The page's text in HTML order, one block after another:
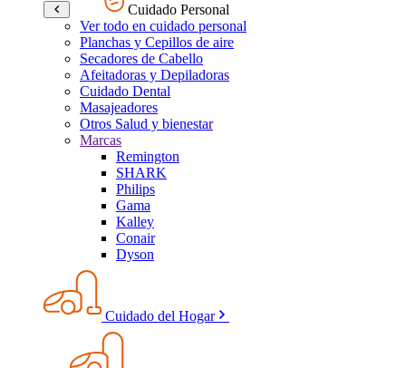
Cuidado Personal
Ver todo en cuidado personal
Planchas y Cepillos de aire
Secadores de Cabello
Afeitadoras y Depiladoras
Cuidado Dental
Masajeadores
Otros Salud y bienestar
Marcas
Remington
SHARK
Philips
Gama
Kalley
Conair
Dyson
Cuidado del Hogar